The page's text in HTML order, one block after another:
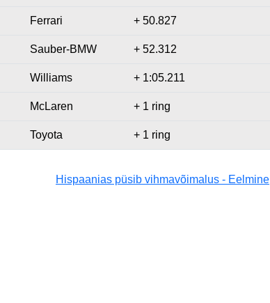
Ferrari + 50.827
Sauber-BMW + 52.312
Williams + 1:05.211
McLaren + 1 ring
Toyota + 1 ring
Hispaanias püsib vihmavõimalus - Eelmine